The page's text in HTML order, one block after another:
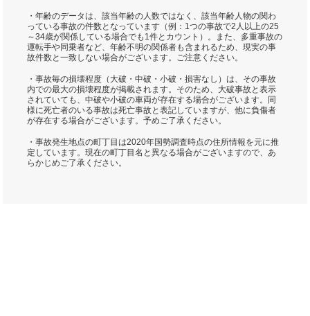
・年齢のデータは、該当年齢の人数ではなく、該当年齢人物の関わ
っている事故の件数となっています（例：1つの事故で2人以上の25
～34歳が関係している場合でも1件とカウント）。また、多重事故の
運転手や同乗者など、年齢不明の関係者も含まれるため、現実の事
故件数と一致しない場合がございます。ご注意ください。
・事故毎の損壊程度（大破・中破・小破・損害なし）は、その事故
内での最大の損壊程度が掲載されます。そのため、大破事故と表示
されていても、中破や小破の車両が存在する場合がございます。同
様に死亡者のいる事故は死亡事故と表記していますが、他に負傷者
が存在する場合がございます。予めご了承ください。
・事故発生地点の町丁目は2020年国勢調査時点の住所情報を元に推
定しています。現在の町丁目名と異なる場合がございますので、あ
らかじめご了承ください。